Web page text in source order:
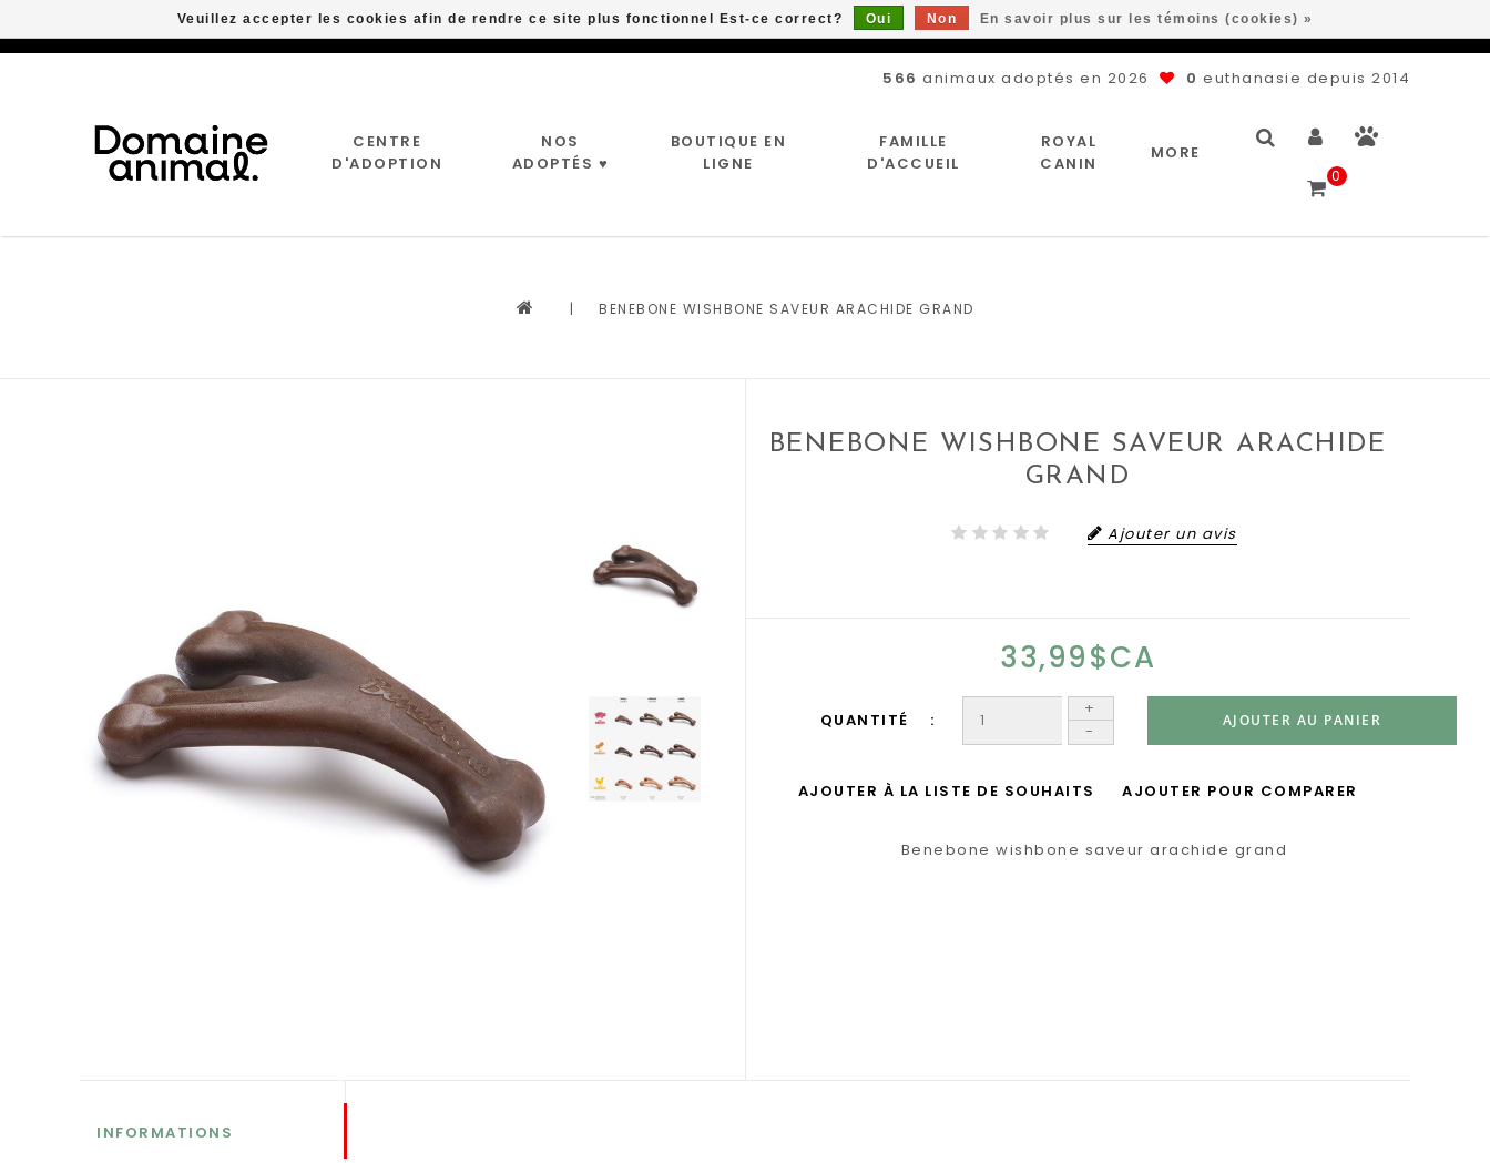
566 animaux adoptés en 2026 0 euthanasie depuis 2014
CENTRE
D'ADOPTION
NOS
ADOPTÉS ♥
BOUTIQUE EN
LIGNE
FAMILLE
D'ACCUEIL
ROYAL
CANIN
MORE
0
| BENEBONE WISHBONE SAVEUR ARACHIDE GRAND
BENEBONE WISHBONE SAVEUR ARACHIDE
GRAND
Ajouter un avis
33,99$CA
QUANTITÉ
+
-
AJOUTER AU PANIER
AJOUTER À LA LISTE DE SOUHAITS AJOUTER POUR COMPARER
Benebone wishbone saveur arachide grand
INFORMATIONS
Veuillez accepter les cookies afin de rendre ce site plus fonctionnel Est-ce correct? Oui Non En savoir plus sur les témoins (cookies) »
Livraison gratuite à partir de 89$*